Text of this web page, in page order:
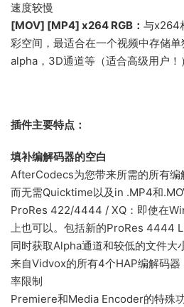
速度较慢
[MOV] [MP4] x264 RGB： 与x264
彩空间，最适合在一个视频中存储单
alpha，3D通道等（适合高级用户！）
插件主要特点：
填补编解码器的空白
AfterCodecs为您带来所需的所有编
而无需Quicktime以及in .MP4和
ProRes 422/4444 / XQ：即使在
上也可以。包括新的ProRes 4444
同时获取Alpha通道和较低的文件大
来自Vidvox的所有4个HAP编解码器
率限制
Premiere和Media Encoder的特殊